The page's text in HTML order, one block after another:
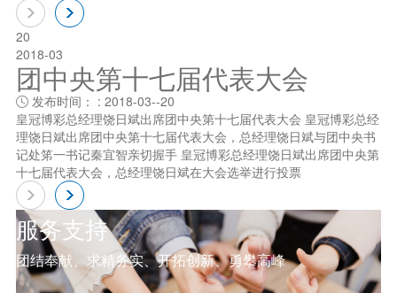
20
2018-03
团中央第十七届代表大会
发布时间： : 2018-03--20
皇冠博彩总经理饶日斌出席团中央第十七届代表大会 皇冠博彩总经
理饶日斌出席团中央第十七届代表大会，总经理饶日斌与团中央书
记处笫一书记秦宜智亲切握手 皇冠博彩总经理饶日斌出席团中央第
十七届代表大会，总经理饶日斌在大会选举进行投票
服务支持
团结奉献、求精务实、开拓创新、勇攀高峰